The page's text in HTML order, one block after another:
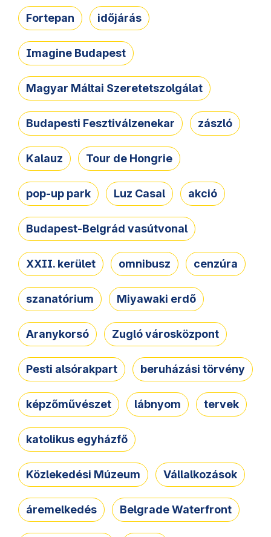
Fortepan időjárás
Imagine Budapest
Magyar Máltai Szeretetszolgálat
Budapesti Fesztiválzenekar zászló
Kalauz Tour de Hongrie
pop-up park Luz Casal akció
Budapest-Belgrád vasútvonal
XXII. kerület omnibusz cenzúra
szanatórium Miyawaki erdő
Aranykorsó Zugló városközpont
Pesti alsórakpart beruházási törvény
képzőművészet lábnyom tervek
katolikus egyházfő
Közlekedési Múzeum Vállalkozások
áremelkedés Belgrade Waterfront